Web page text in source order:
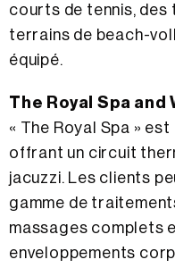
courts de tennis, des
terrains de beach-
équipé.
The Royal Spa and
« The Royal Spa »
offrant un circuit
jacuzzi. Les clients
gamme de
massages complets
enveloppements